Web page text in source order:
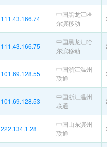
111.43.166.74
中国黑龙江哈
尔滨移动
111.43.166.75
中国黑龙江哈
尔滨移动
101.69.128.55
中国浙江温州
联通
101.69.128.53
中国浙江温州
联通
222.134.1.28
中国山东滨州
联通